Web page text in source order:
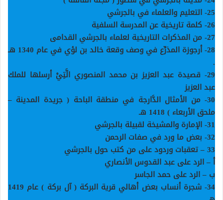
25- التعليم والعلماء في بالجرشي
26- كلمة تاريخية عن المدرسة السلفية
27- من المذكرات التاريخية لعلماء بالجرشي القدامى
28- أرجوزة المذرِّع في وصف وقعة خالد بن لؤي في عام 1340 هـ
.
29- قصيدة عبد العزيز بن محمد المنصوري الَّتِيْ أرسلها للملك
عبد العزيز
30- من الأمثال الدَّارجة في منطقة الباحة ( جريدة المدينة –
ملحق الأربعاء ) 1418 هـ
31- الإمارة والمشيخة لقبيلة بالجرشي
32- بعض ما ورد في صفات الرحمن
33 –
تعقبات وردود على من كتب حول بالجرشي
أ – الرد على عبد القدوس الأنصاري
ب – الرد على حمد الجاسر
34-
شجرة أنساب بعض أهالي قرية البركة ( آل بركة ) عام 1419